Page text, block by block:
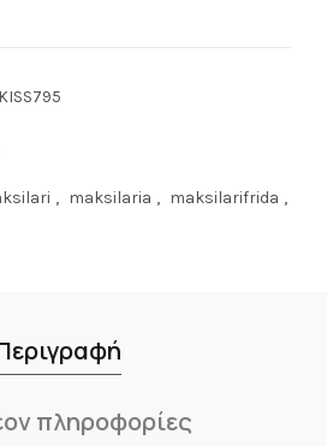
KISS795
, maksilaria , maksilarifrida ,
πληροφορίες